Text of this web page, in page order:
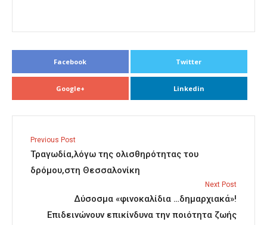
Facebook Twitter
Google+ Linkedin
Previous Post
Τραγωδία,λόγω της ολισθηρότητας του
δρόμου,στη Θεσσαλονίκη
Next Post
Δύσοσμα «φινοκαλίδια …δημαρχιακά»!
Επιδεινώνουν επικίνδυνα την ποιότητα ζωής